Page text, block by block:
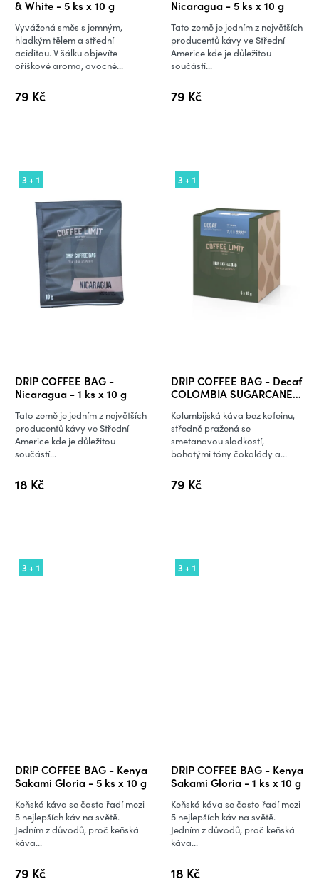
& White - 5 ks x 10 g
79 Kč
Vyvážená směs s jemným,
hladkým tělem a střední
aciditou. V šálku objevíte
oříškové aroma, ovocné...
Nicaragua - 5 ks x 10 g
79 Kč
Tato země je jedním z největších
producentů kávy ve Střední
Americe kde je důležitou
součástí...
3 + 1
DRIP COFFEE BAG -
Nicaragua - 1 ks x 10 g
18 Kč
Tato země je jedním z největších
producentů kávy ve Střední
Americe kde je důležitou
součástí...
3 + 1
DRIP COFFEE BAG - Decaf
COLOMBIA SUGARCANE-
79 Kč
Kolumbijská káva bez kofeinu,
středně pražená se
smetanovou sladkostí,
bohatými tóny čokolády a...
3 + 1
DRIP COFFEE BAG - Kenya
Sakami Gloria - 5 ks x 10 g
79 Kč
Keňská káva se často řadí mezi
5 nejlepších káv na světě.
Jedním z důvodů, proč keňská
káva...
3 + 1
DRIP COFFEE BAG - Kenya
Sakami Gloria - 1 ks x 10 g
18 Kč
Keňská káva se často řadí mezi
5 nejlepších káv na světě.
Jedním z důvodů, proč keňská
káva...